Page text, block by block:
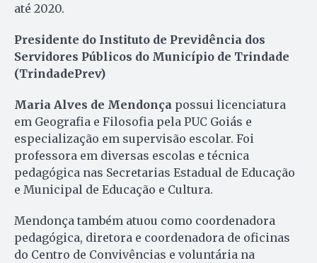
até 2020.
Presidente do Instituto de Previdência dos
Servidores Públicos do Município de Trindade
(TrindadePrev)
Maria Alves de Mendonça possui licenciatura
em Geografia e Filosofia pela PUC Goiás e
especialização em supervisão escolar. Foi
professora em diversas escolas e técnica
pedagógica nas Secretarias Estadual de Educação
e Municipal de Educação e Cultura.
Mendonça também atuou como coordenadora
pedagógica, diretora e coordenadora de oficinas
do Centro de Convivências e voluntária na